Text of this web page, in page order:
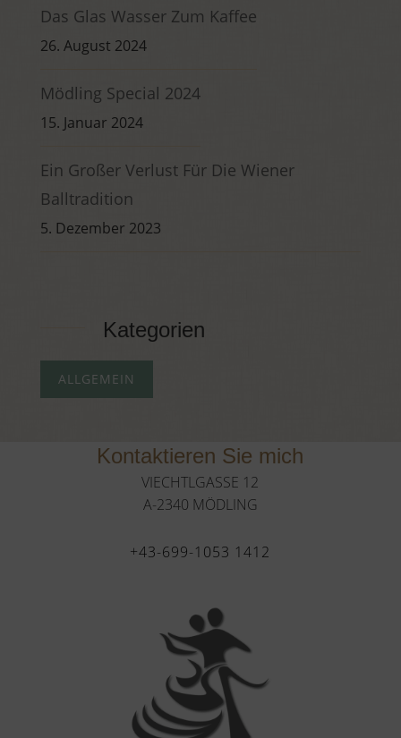
Das Glas Wasser Zum Kaffee
26. August 2024
Mödling Special 2024
15. Januar 2024
Ein Großer Verlust Für Die Wiener
Balltradition
5. Dezember 2023
Kategorien
ALLGEMEIN
Kontaktieren Sie mich
VIECHTLGASSE 12
A-2340 MÖDLING
+43-699-1053 1412